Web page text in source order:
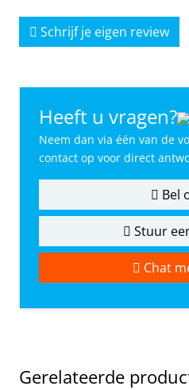
Schrijf je eigen review
Heeft u vragen?
Neem dan via één van de
contact op voor direct
Bel
Stuur
Chat
Gerelateerde